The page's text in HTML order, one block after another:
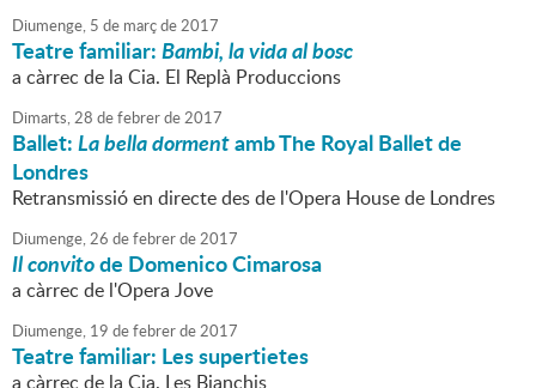
Diumenge, 5 de marçde2017
Teatre familiar:Bambi, la vida al bosc
a càrrec de la Cia. El Replà Produccions
Dimarts,28 defebrerde2017
Ballet:La bella dormentamb The Royal Ballet de
Londres
Retransmissió en directe des de l'Opera House de Londres
Diumenge,26 defebrerde2017
Il convitode Domenico Cimarosa
a càrrec de l'Opera Jove
Diumenge, 19 defebrerde2017
Teatre familiar: Les supertietes
a càrrec de la Cia. Les Bianchis